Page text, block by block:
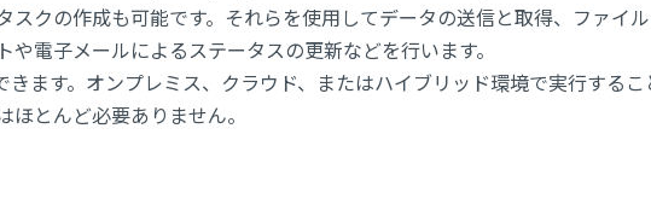
スクの作成も可能です。それらを使用してデータの送信と取得、ファイ
電子メールによるステータスの更新などを行います。
ます。オンプレミス、クラウド、またはハイブリッド環境で実行するこ
とんど必要ありません。